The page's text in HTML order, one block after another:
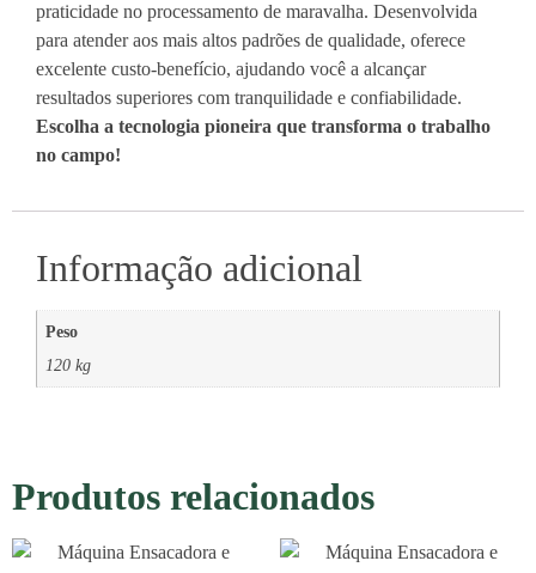
praticidade no processamento de maravalha. Desenvolvida
para atender aos mais altos padrões de qualidade, oferece
excelente custo-benefício, ajudando você a alcançar
resultados superiores com tranquilidade e confiabilidade.
Escolha a tecnologia pioneira que transforma o trabalho
no campo!
Informação adicional
Peso
120 kg
Produtos relacionados